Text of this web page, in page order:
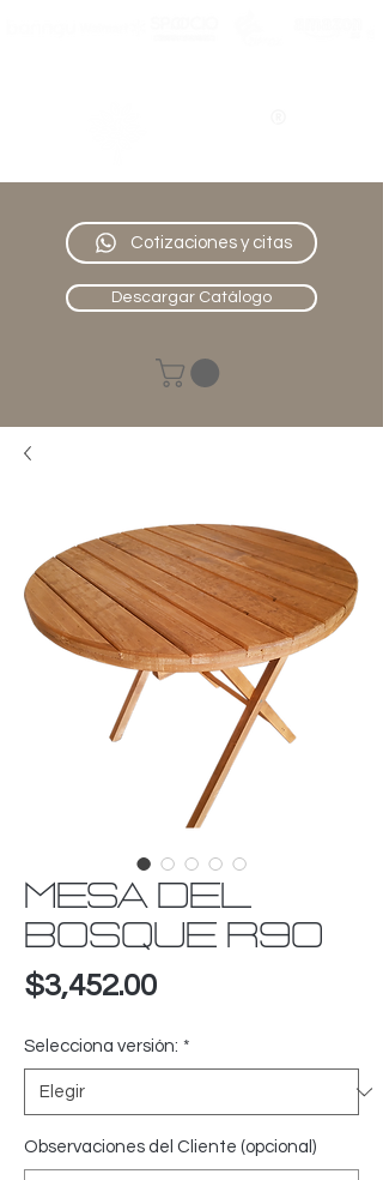
Cotizaciones y citas
Descargar Catálogo
MESA DEL
BOSQUE R90
$3,452.00Precio
Selecciona versión: *
Observaciones del Cliente (opcional)